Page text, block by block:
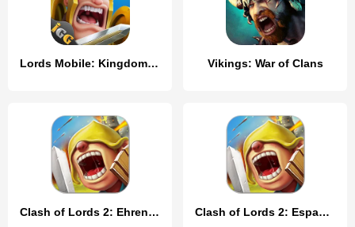
Lords Mobile: Kingdom Wars Vikings: War of Clans
Clash of Lords 2: Ehrenkampf Clash of Lords 2: Español